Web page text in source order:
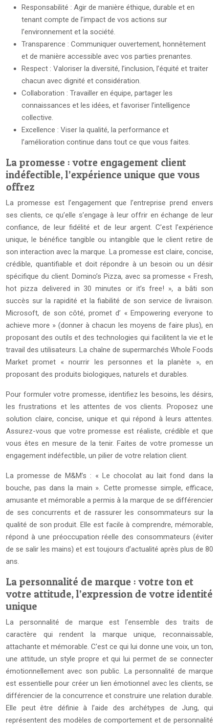
Responsabilité : Agir de manière éthique, durable et en
tenant compte de l’impact de vos actions sur
l’environnement et la société.
Transparence : Communiquer ouvertement, honnêtement
et de manière accessible avec vos parties prenantes.
Respect : Valoriser la diversité, l’inclusion, l’équité et traiter
chacun avec dignité et considération.
Collaboration : Travailler en équipe, partager les
connaissances et les idées, et favoriser l’intelligence
collective.
Excellence : Viser la qualité, la performance et
l’amélioration continue dans tout ce que vous faites.
La promesse : votre engagement client
indéfectible, l’expérience unique que vous
offrez
La promesse est l’engagement que l’entreprise prend envers
ses clients, ce qu’elle s’engage à leur offrir en échange de leur
confiance, de leur fidélité et de leur argent. C’est l’expérience
unique, le bénéfice tangible ou intangible que le client retire de
son interaction avec la marque. La promesse est claire, concise,
crédible, quantifiable et doit répondre à un besoin ou un désir
spécifique du client. Domino’s Pizza, avec sa promesse « Fresh,
hot pizza delivered in 30 minutes or it’s free! », a bâti son
succès sur la rapidité et la fiabilité de son service de livraison.
Microsoft, de son côté, promet d’ « Empowering everyone to
achieve more » (donner à chacun les moyens de faire plus), en
proposant des outils et des technologies qui facilitent la vie et le
travail des utilisateurs. La chaîne de supermarchés Whole Foods
Market promet « nourrir les personnes et la planète », en
proposant des produits biologiques, naturels et durables.
Pour formuler votre promesse, identifiez les besoins, les désirs,
les frustrations et les attentes de vos clients. Proposez une
solution claire, concise, unique et qui répond à leurs attentes.
Assurez-vous que votre promesse est réaliste, crédible et que
vous êtes en mesure de la tenir. Faites de votre promesse un
engagement indéfectible, un pilier de votre relation client.
La promesse de M&M’s : « Le chocolat au lait fond dans la
bouche, pas dans la main ». Cette promesse simple, efficace,
amusante et mémorable a permis à la marque de se différencier
de ses concurrents et de rassurer les consommateurs sur la
qualité de son produit. Elle est facile à comprendre, mémorable,
répond à une préoccupation réelle des consommateurs (éviter
de se salir les mains) et est toujours d’actualité après plus de 80
ans.
La personnalité de marque : votre ton et
votre attitude, l’expression de votre identité
unique
La personnalité de marque est l’ensemble des traits de
caractère qui rendent la marque unique, reconnaissable,
attachante et mémorable. C’est ce qui lui donne une voix, un ton,
une attitude, un style propre et qui lui permet de se connecter
émotionnellement avec son public. La personnalité de marque
est essentielle pour créer un lien émotionnel avec les clients, se
différencier de la concurrence et construire une relation durable.
Elle peut être définie à l’aide des archétypes de Jung, qui
représentent des modèles de comportement et de personnalité